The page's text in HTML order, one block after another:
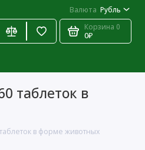
Валюта Рубль
Корзина 0
0₽
таблеток в
в форме животных